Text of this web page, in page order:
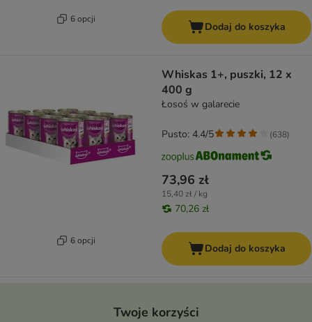
6 opcji
Dodaj do koszyka
6 opcji
Whiskas 1+, puszki, 12 x
400 g
Łosoś w galarecie
73,96 zł
15,40 zł / kg
70,26 zł
Pusto: 4.4/5 (638)
Dodaj do koszyka
Twoje korzyści